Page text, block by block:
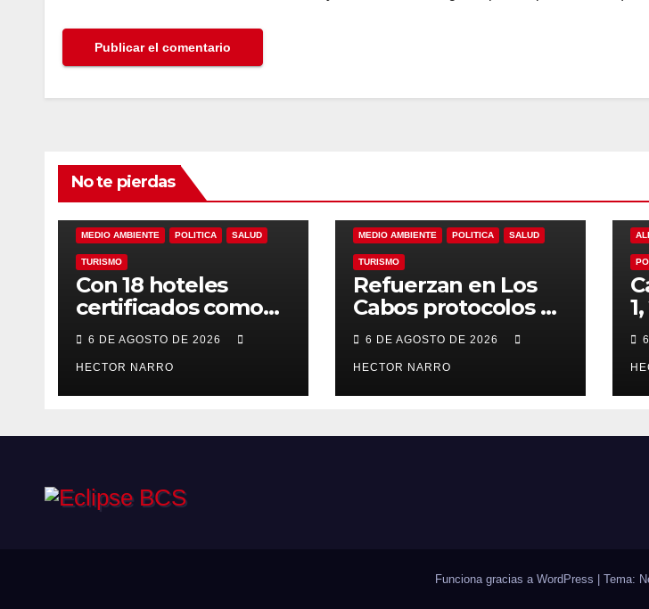
No te pierdas
MEDIO AMBIENTE POLITICA SALUD
TURISMO
Con 18 hoteles
certificados como
refugios
temporales,
Gobierno de Los
Cabos refuerza la
garantiza un destino
6 DE AGOSTO DE 2026
HECTOR NARRO
MEDIO AMBIENTE POLITICA SALUD
TURISMO
Refuerzan en Los
Cabos protocolos de
prevención y
rescate en playas
ante oleaje y
temporada de
6 DE AGOSTO DE 2026
HECTOR NARRO
Funciona gracias a WordPress | Tema: